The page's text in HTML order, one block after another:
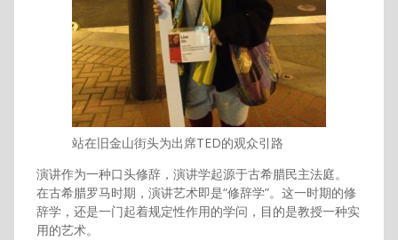
站在旧金山街头为出席TED的观众引路
演讲作为一种口头修辞，演讲学起源于古希腊民主法庭。
在古希腊罗马时期，演讲艺术即是“修辞学”。这一时期的修
辞学，还是一门起着规定性作用的学问，目的是教授一种实
用的艺术。